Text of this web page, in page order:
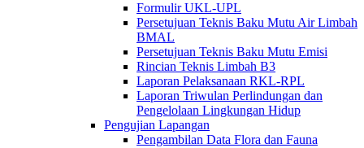
Formulir UKL-UPL
Persetujuan Teknis Baku Mutu Air Limbah
BMAL
Persetujuan Teknis Baku Mutu Emisi
Rincian Teknis Limbah B3
Laporan Pelaksanaan RKL-RPL
Laporan Triwulan Perlindungan dan
Pengelolaan Lingkungan Hidup
Pengujian Lapangan
Pengambilan Data Flora dan Fauna